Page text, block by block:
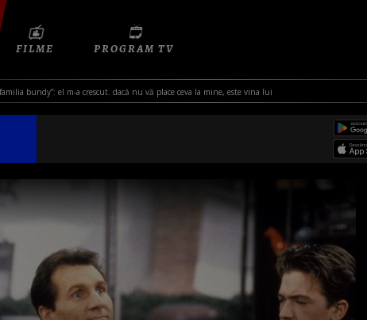
FILME PROGRAM TV
bundy”: el m-a crescut. dacă nu vă place ceva la mine, este vina lui